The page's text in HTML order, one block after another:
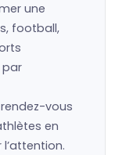
une
football,
vous
en